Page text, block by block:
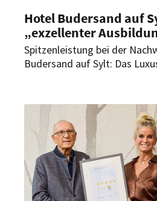
Hotel Budersand auf
„exzellenter
Spitzenleistung bei der
Budersand auf Sylt: Das